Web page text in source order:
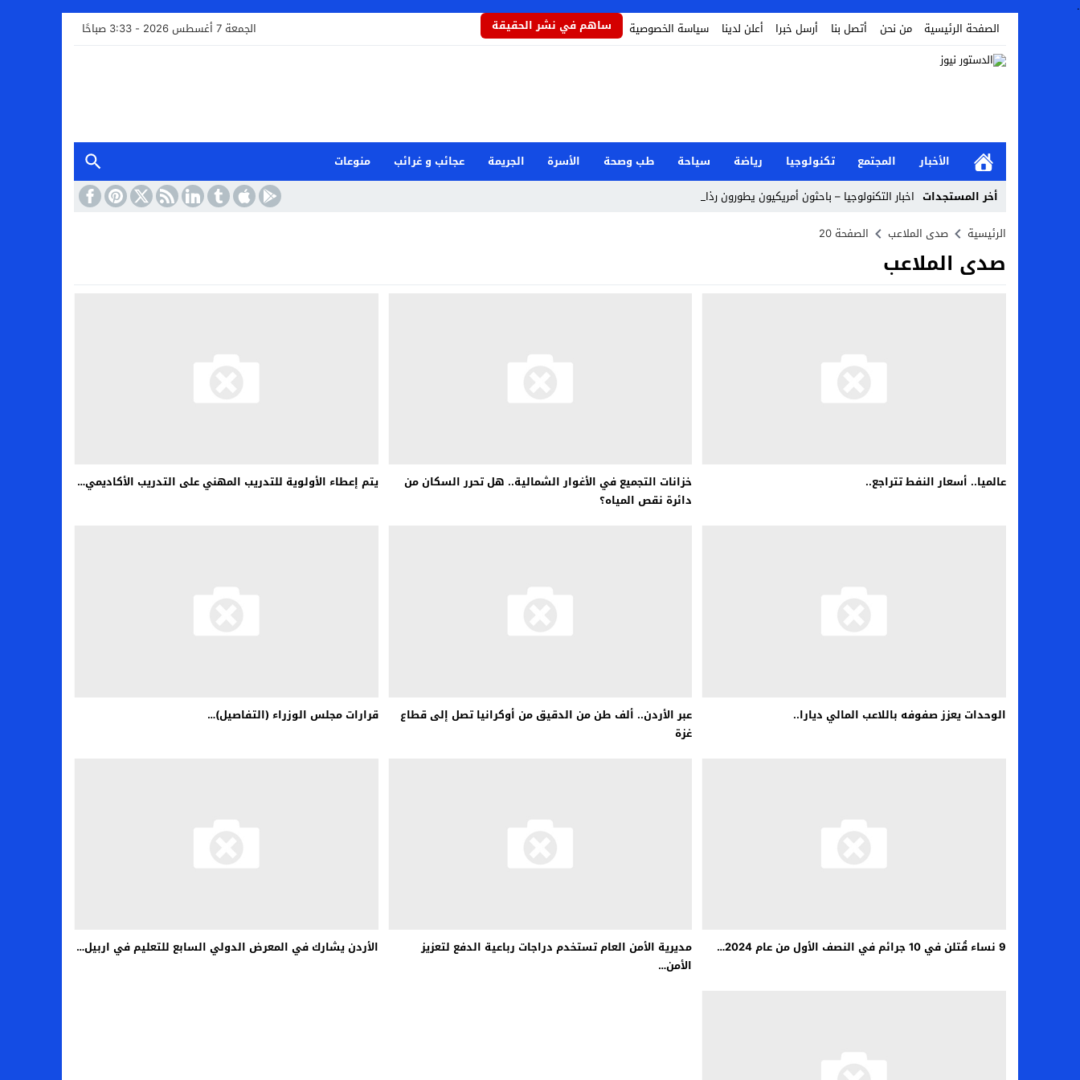
.
الصفحة الرئيسية
من نحن أتصل بنا أرسل خبرا أعلن لدينا سياسة الخصوصية ساهم في نشر الحقيقة الجمعة 7 أغسطس 2026 - 3:33 صباحًا
الأخبار المجتمع تكنولوجيا رياضة سياحة طب وصحة الأسرة الجريمة عجائب و غرائب
منوعات
أخر المستجدات اخبار التكنولوجيا – باحثون أمريكيون يطورون رذاذاً _
Stop
Previous
الرئيسية صدى الملاعب الصفحة 20
صدى الملاعب
عالميا.. أسعار النفط تتراجع..
خزانات التجميع في الأغوار الشمالية.. هل تحرر السكان من
دائرة نقص المياه؟
يتم إعطاء الأولوية للتدريب المهني على التدريب الأكاديمي…
الوحدات يعزز صفوفه باللاعب المالي ديارا..
عبر الأردن.. ألف طن من الدقيق من أوكرانيا تصل إلى قطاع
غزة
قرارات مجلس الوزراء (التفاصيل)…
9 نساء قُتلن في 10 جرائم في النصف الأول من عام 2024…
مديرية الأمن العام تستخدم دراجات رباعية الدفع لتعزيز
الأمن…
الأردن يشارك في المعرض الدولي السابع للتعليم في اربيل…